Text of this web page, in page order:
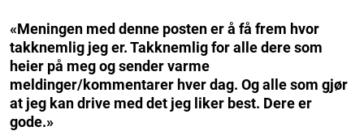
«Meningen med denne posten er å få frem hvor
takknemlig jeg er. Takknemlig for alle dere som
heier på meg og sender varme
meldinger/kommentarer hver dag. Og alle som gjør
at jeg kan drive med det jeg liker best. Dere er
gode.»